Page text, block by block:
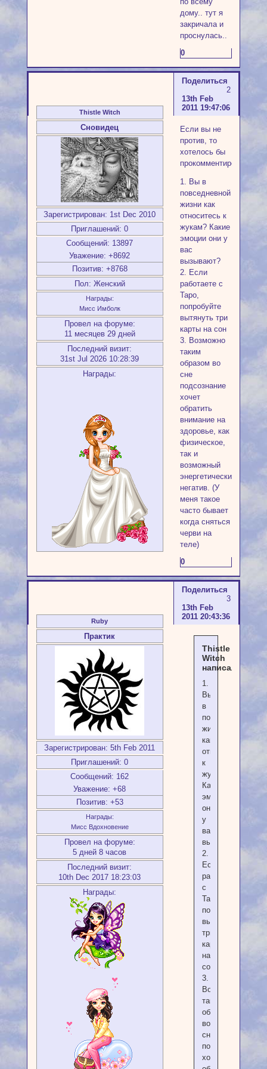
дому.. тут я
закричала и
проснулась..
0
Поделиться
2
13th Feb
2011 19:47:06
Thistle Witch
Сновидец
Зарегистрирован: 1st Dec 2010
Приглашений: 0
Сообщений: 13897
Уважение: +8692
Позитив: +8768
Пол: Женский
Награды:
Мисс Имболк
Провел на форуме:
11 месяцев 29 дней
Последний визит:
31st Jul 2026 10:28:39
Награды:
Если вы не
против, то
хотелось бы
прокомментировать:
1. Вы в
повседневной
жизни как
относитесь к
жукам? Какие
эмоции они у
вас
вызывают?
2. Если
работаете с
Таро,
попробуйте
вытянуть три
карты на сон
3. Возможно
таким
образом во
сне
подсознание
хочет
обратить
внимание на
здоровье, как
физическое,
так и
возможный
энергетический
негатив. (У
меня такое
часто бывает
когда сняться
черви на
теле)
0
Поделиться
3
13th Feb
2011 20:43:36
Ruby
Практик
Зарегистрирован: 5th Feb 2011
Приглашений: 0
Сообщений: 162
Уважение: +68
Позитив: +53
Награды:
Мисс Вдохновение
Провел на форуме:
5 дней 8 часов
Последний визит:
10th Dec 2017 18:23:03
Награды:
Thistle
Witch
написал(а):
1.
Вы
в
повседневной
жизни
как
относитесь
к
жукам?
Какие
эмоции
они
у
вас
вызывают?
2.
Если
работаете
с
Таро,
попробуйте
вытянуть
три
карты
на
сон
3.
Возможно
таким
образом
во
сне
подсознание
хочет